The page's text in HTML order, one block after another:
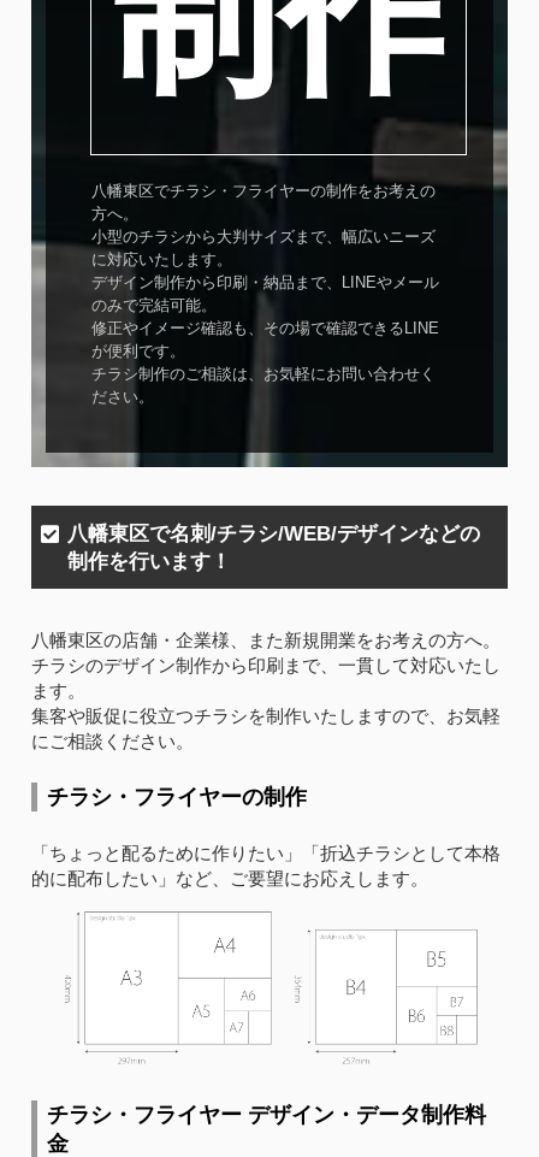
八幡東区でチラシ・フライヤーの制作をお考えの
方へ。
小型のチラシから大判サイズまで、幅広いニーズ
に対応いたします。
デザイン制作から印刷・納品まで、LINEやメール
のみで完結可能。
修正やイメージ確認も、その場で確認できるLINE
が便利です。
チラシ制作のご相談は、お気軽にお問い合わせく
ださい。
八幡東区で名刺/チラシ/WEB/デザインなどの
制作を行います！
八幡東区の店舗・企業様、また新規開業をお考えの方へ。
チラシのデザイン制作から印刷まで、一貫して対応いたし
ます。
集客や販促に役立つチラシを制作いたしますので、お気軽
にご相談ください。
チラシ・フライヤーの制作
「ちょっと配るために作りたい」「折込チラシとして本格
的に配布したい」など、ご要望にお応えします。
チラシ・フライヤー デザイン・データ制作料
金